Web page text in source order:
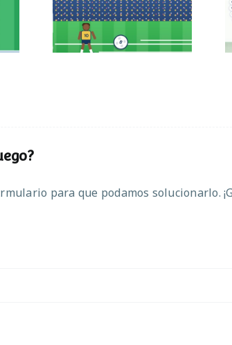
para que podamos solucionarlo.